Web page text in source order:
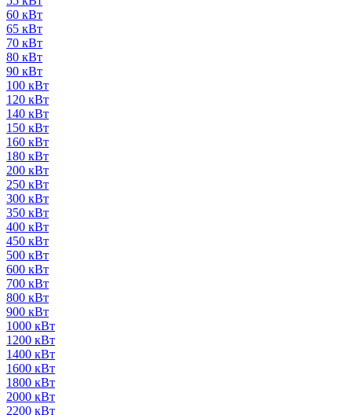
60 кВт
65 кВт
70 кВт
80 кВт
90 кВт
100 кВт
120 кВт
140 кВт
150 кВт
160 кВт
180 кВт
200 кВт
250 кВт
300 кВт
350 кВт
400 кВт
450 кВт
500 кВт
600 кВт
700 кВт
800 кВт
900 кВт
1000 кВт
1200 кВт
1400 кВт
1600 кВт
1800 кВт
2000 кВт
2200 кВт